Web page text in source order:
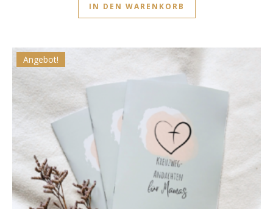
IN DEN WARENKORB
Angebot!